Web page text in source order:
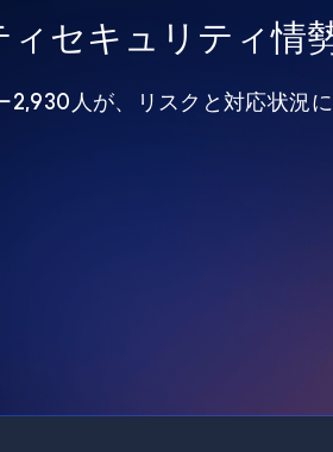
セキュリティ情
2,930人が、リスクと対応状況